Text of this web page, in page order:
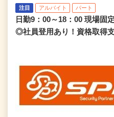
注目 アルバイト パート
日勤9：00～18：00 現場固
◎社員登用あり！資格取得